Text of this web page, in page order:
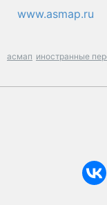
www.asmap.ru
асмап иностранные